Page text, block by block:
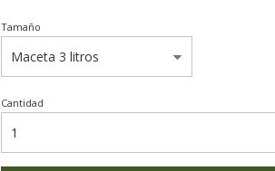
Tamaño
Cantidad